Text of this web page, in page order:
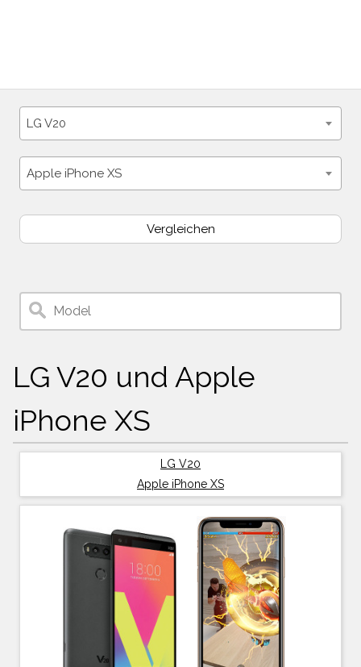
LG V20
Apple iPhone XS
Vergleichen
LG V20 und Apple
iPhone XS
LG V20
Apple iPhone XS